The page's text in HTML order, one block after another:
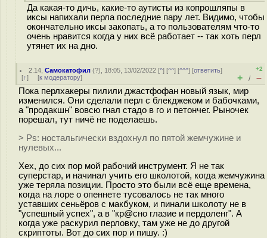
Да какая-то дичь, какие-то аутисты из копрошляпы в
иксы напихали перла последние пару лет. Видимо, чтобы
окончательно иксы закопать, а то пользователям что-то
очень нравится когда у них всё работает -- так хоть перл
утянет их на дно.
2.14 ,Самокатофил (?), 18:05, 13/02/2022 [^] [^^] [^^^] [ответить]
[↑] [к модератору]
+2
+ / –
Пока перлхакеры пилили джастфофан новый язык, мир
изменился. Они сделали перл с блекджеком и бабочками,
а "продакшн" вовсю гнал стадо в го и петончег. Рыночек
порешал, тут ничё не поделаешь.
> Ps: ностальгически вздохнул по пятой жемчужине и
нулевых...
Хех, до сих пор мой рабочий инструмент. Я не так
суперстар, и начинал учить его школотой, когда жемчужина
уже теряла позиции. Просто это были всё еще времена,
когда на лоре о опеннете тусовалось не так много
уставших сеньёров с макбуком, и пинали школоту не в
"успешный успех", а в "кр@сно глазие и пердоленг". А
когда уже раскурил перловку, там уже не до другой
скриптоты. Вот до сих пор и пишу. :)